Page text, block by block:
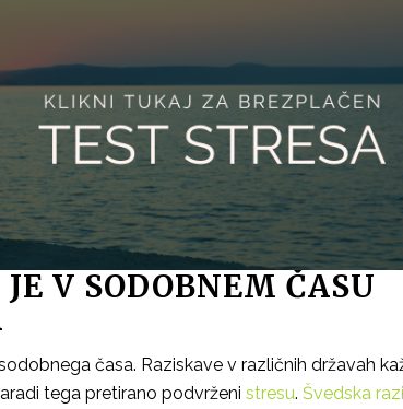
V SODOBNEM ČASU
časa. Raziskave v različnih državah
tega pretirano podvrženistresu.Švedska